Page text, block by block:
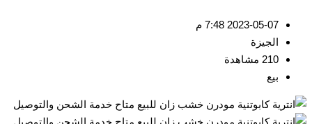
2023-05-07 7:48 م
الجيزة
210 مشاهدة
بيع